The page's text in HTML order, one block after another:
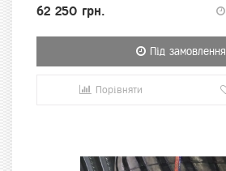
62 250 грн.
Під замовлення
Порівняти